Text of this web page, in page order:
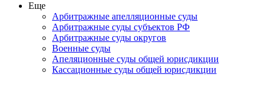
Еще
Арбитражные апелляционные суды
Арбитражные суды субъектов РФ
Арбитражные суды округов
Военные суды
Апеляционные суды общей юрисдикции
Кассационные суды общей юрисдикции